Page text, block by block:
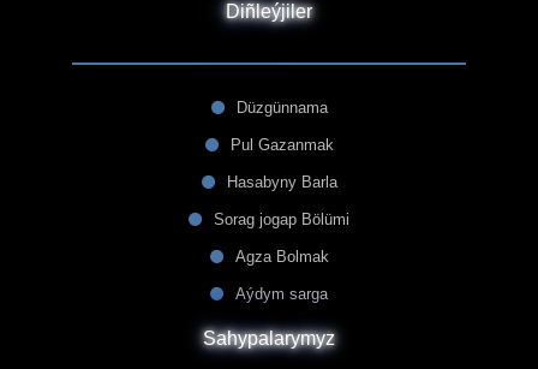
Diñleýjiler
Düzgünnama
Pul Gazanmak
Hasabyny Barla
Sorag jogap Bölümi
Agza Bolmak
Aýdym sarga
Sahypalarymyz